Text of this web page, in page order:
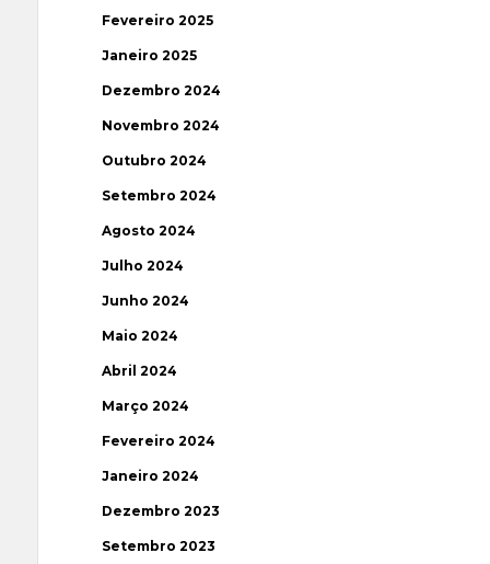
Fevereiro 2025
Janeiro 2025
Dezembro 2024
Novembro 2024
Outubro 2024
Setembro 2024
Agosto 2024
Julho 2024
Junho 2024
Maio 2024
Abril 2024
Março 2024
Fevereiro 2024
Janeiro 2024
Dezembro 2023
Setembro 2023